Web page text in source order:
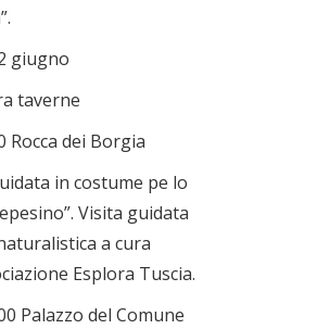
giugno
taverne
Rocca dei Borgia
in costume pe lo
Visita guidata
a cura
Esplora Tuscia.
Palazzo del Comune